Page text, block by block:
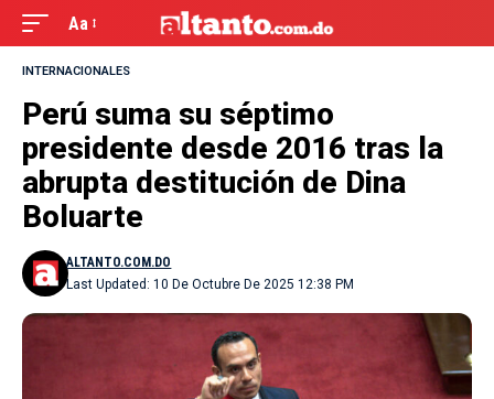
Aa
INTERNACIONALES
Perú suma su séptimo
presidente desde 2016 tras la
abrupta destitución de Dina
Boluarte
Last Updated: 10 De Octubre De 2025 12:38 PM
ALTANTO.COM.DO